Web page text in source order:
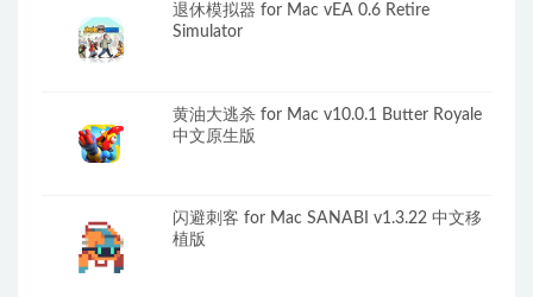
退休模拟器 for Mac vEA 0.6 Retire
Simulator
黄油大逃杀 for Mac v10.0.1 Butter Royale
中文原生版
闪避刺客 for Mac SANABI v1.3.22 中文移
植版